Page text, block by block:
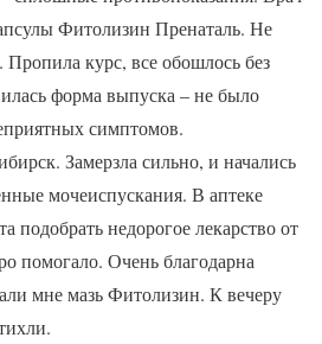
Фитолизин Пренаталь. Не
Пропила курс, все обошлось без
форма выпуска – не было
симптомов.
Замерзла сильно, и начались
мочеиспускания. В аптеке
подобрать недорогое лекарство от
помогало. Очень благодарна
мне мазь Фитолизин. К вечеру